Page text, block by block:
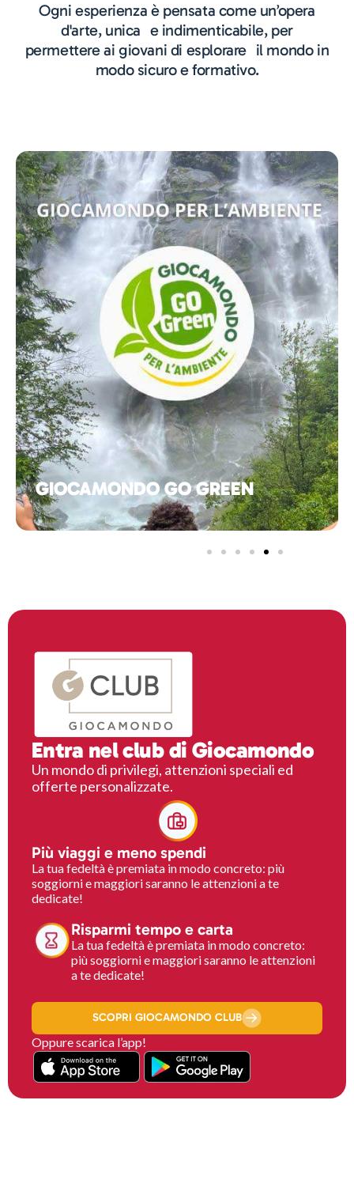
Ogni esperienza è pensata come un’opera
d'arte, unica e indimenticabile, per
permettere ai giovani di esplorare il mondo in
modo sicuro e formativo.
GIOCAMONDO GO GREEN
Entra nel club di Giocamondo
Un mondo di privilegi, attenzioni speciali ed
offerte personalizzate.
Più viaggi e meno spendi
La tua fedeltà è premiata in modo concreto: più
soggiorni e maggiori saranno le attenzioni a te
dedicate!
Risparmi tempo e carta
La tua fedeltà è premiata in modo concreto:
più soggiorni e maggiori saranno le attenzioni
a te dedicate!
SCOPRI GIOCAMONDO CLUB
Oppure scarica l’app!